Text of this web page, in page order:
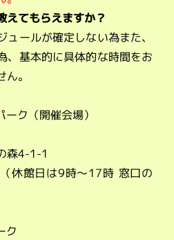
てもらえますか？
ールが確定しない為また、
、基本的に具体的な時間をお
。
ク（開催会場）
森4-1-1
休館日は9時～17時 窓口の
ク